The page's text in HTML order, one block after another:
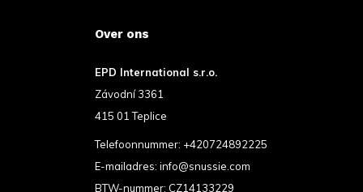
Over ons
EPD International s.r.o.
Závodní 3361
415 01 Teplice
Telefoonnummer: +420724892225
E-mailadres: info@snussie.com
BTW-nummer: CZ14133229